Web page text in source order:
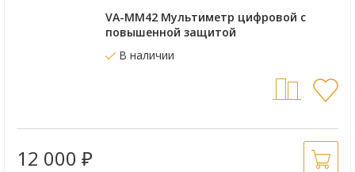
VA-ММ42 Мультиметр цифровой с
повышенной защитой
В наличии
12 000 ₽